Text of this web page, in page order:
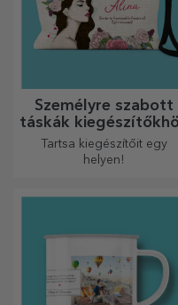
Személyre szabott
táskák
Tartsa kiegészítőit egy
helyen!